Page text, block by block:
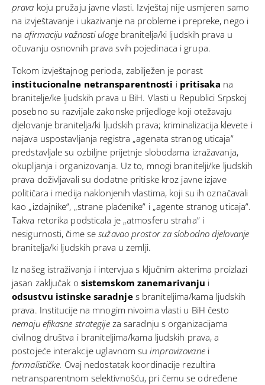
prava koju pružaju javne vlasti. Izvještaj nije usmjeren samo
na izvještavanje i ukazivanje na probleme i prepreke, nego i
naafirmaciju važnosti ulogebranitelja/ki ljudskih prava u
očuvanju osnovnih prava svih pojedinaca i grupa.
Tokom izvještajnog perioda, zabilježen je porast
institucionalne netransparentnosti i pritisaka na
branitelje/ke ljudskih prava u BiH. Vlasti u Republici Srpskoj
posebno su razvijale zakonske prijedloge koji otežavaju
djelovanje branitelja/ki ljudskih prava; kriminalizacija klevete i
najava uspostavljanja registra „agenata stranog uticaja”
predstavljale su ozbiljne prijetnje slobodama izražavanja,
okupljanja i organizovanja. Uz to, mnogi branitelji/ke ljudskih
prava doživljavali su dodatne pritiske kroz javne izjave
političara i medija naklonjenih vlastima, koji su ih označavali
kao „izdajnike”, „strane plaćenike” i „agente stranog uticaja”.
Takva retorika podsticala je „atmosferu straha” i
nesigurnosti, čime se sužavao prostor za slobodno djelovanje
branitelja/ki ljudskih prava u zemlji.
Iz našeg istraživanja i intervjua s ključnim akterima proizlazi
jasan zaključak o sistemskom zanemarivanju i
odsustvu istinske saradnjes braniteljima/kama ljudskih
prava. Institucije na mnogim nivoima vlasti u BiH često
nemaju efikasne strategijeza saradnju s organizacijama
civilnog društva i braniteljima/kama ljudskih prava, a
postojeće interakcije uglavnom suimprovizovanei
formalističke. Ovaj nedostatak koordinacije rezultira
netransparentnom selektivnošću, pri čemu se određene